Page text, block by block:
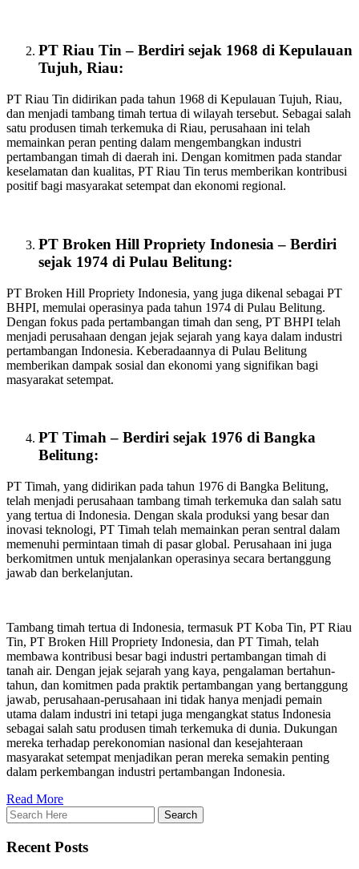
PT Riau Tin – Berdiri sejak 1968 di Kepulauan
Tujuh, Riau:
PT Riau Tin didirikan pada tahun 1968 di Kepulauan Tujuh, Riau,
dan menjadi tambang timah tertua di wilayah tersebut. Sebagai salah
satu produsen timah terkemuka di Riau, perusahaan ini telah
memainkan peran penting dalam mengembangkan industri
pertambangan timah di daerah ini. Dengan komitmen pada standar
keselamatan dan kualitas, PT Riau Tin terus memberikan kontribusi
positif bagi masyarakat setempat dan ekonomi regional.
PT Broken Hill Propriety Indonesia – Berdiri
sejak 1974 di Pulau Belitung:
PT Broken Hill Propriety Indonesia, yang juga dikenal sebagai PT
BHPI, memulai operasinya pada tahun 1974 di Pulau Belitung.
Dengan fokus pada pertambangan timah dan seng, PT BHPI telah
menjadi perusahaan dengan jejak sejarah yang kaya dalam industri
pertambangan Indonesia. Keberadaannya di Pulau Belitung
memberikan dampak sosial dan ekonomi yang signifikan bagi
masyarakat setempat.
PT Timah – Berdiri sejak 1976 di Bangka
Belitung:
PT Timah, yang didirikan pada tahun 1976 di Bangka Belitung,
telah menjadi perusahaan tambang timah terkemuka dan salah satu
yang tertua di Indonesia. Dengan skala produksi yang besar dan
inovasi teknologi, PT Timah telah memainkan peran sentral dalam
memenuhi permintaan timah di pasar global. Perusahaan ini juga
berkomitmen untuk menjalankan operasinya secara bertanggung
jawab dan berkelanjutan.
Tambang timah tertua di Indonesia, termasuk PT Koba Tin, PT Riau
Tin, PT Broken Hill Propriety Indonesia, dan PT Timah, telah
membawa kontribusi besar bagi industri pertambangan timah di
tanah air. Dengan jejak sejarah yang kaya, pengalaman bertahun-
tahun, dan komitmen pada praktik pertambangan yang bertanggung
jawab, perusahaan-perusahaan ini tidak hanya menjadi pemain
utama dalam industri ini tetapi juga mengangkat status Indonesia
sebagai salah satu produsen timah terkemuka di dunia. Dukungan
mereka terhadap perekonomian nasional dan kesejahteraan
masyarakat setempat menjadikan peran mereka semakin penting
dalam perkembangan industri pertambangan Indonesia.
Read More
Recent Posts